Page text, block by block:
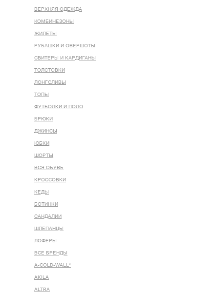
ВЕРХНЯЯ ОДЕЖДА
КОМБИНЕЗОНЫ
ЖИЛЕТЫ
РУБАШКИ И ОВЕРШОТЫ
СВИТЕРЫ И КАРДИГАНЫ
ТОЛСТОВКИ
ЛОНГСЛИВЫ
ТОПЫ
ФУТБОЛКИ И ПОЛО
БРЮКИ
ДЖИНСЫ
ЮБКИ
ШОРТЫ
ВСЯ ОБУВЬ
КРОССОВКИ
КЕДЫ
БОТИНКИ
САНДАЛИИ
ШЛЕПАНЦЫ
ЛОФЕРЫ
ВСЕ БРЕНДЫ
A-COLD-WALL*
AKILA
ALTRA